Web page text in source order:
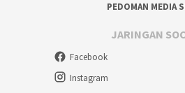
PEDOMAN MEDIA
JARINGAN
Facebook
Instagram